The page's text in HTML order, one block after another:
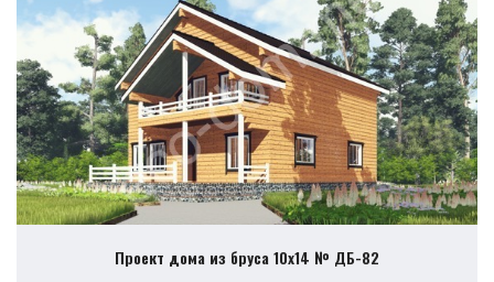
Проект дома из бруса 10х14 № ДБ-82